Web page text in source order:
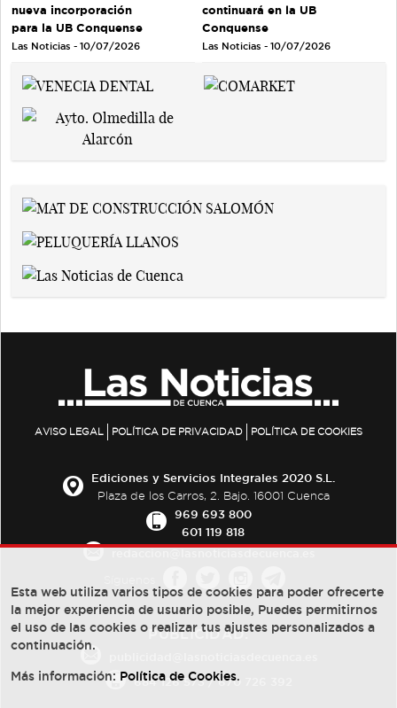
nueva incorporación
para la UB Conquense
Las Noticias - 10/07/2026
continuará en la UB
Conquense
Las Noticias - 10/07/2026
AVISO LEGAL POLÍTICA DE PRIVACIDAD POLÍTICA DE COOKIES
Ediciones y Servicios Integrales 2020 S.L.
Plaza de los Carros, 2. Bajo. 16001 Cuenca
969 693 800
601 119 818
PUBLICIDAD:
684 126 573/670 726 392
Esta web utiliza varios tipos de cookies para poder ofrecerte
la mejor experiencia de usuario posible, Puedes permitirnos
el uso de las cookies o realizar tus ajustes personalizados a
continuación.
Más información: Política de Cookies.